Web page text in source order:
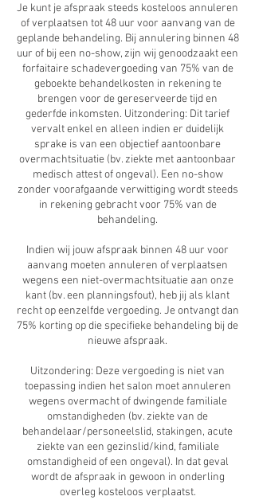
Je kunt je afspraak steeds kosteloos annuleren
of verplaatsen tot 48 uur voor aanvang van de
geplande behandeling. Bij annulering binnen 48
uur of bij een no-show, zijn wij genoodzaakt een
forfaitaire schadevergoeding van 75% van de
geboekte behandelkosten in rekening te
brengen voor de gereserveerde tijd en
gederfde inkomsten. Uitzondering: Dit tarief
vervalt enkel en alleen indien er duidelijk
sprake is van een objectief aantoonbare
overmachtsituatie (bv. ziekte met aantoonbaar
medisch attest of ongeval). Een no-show
zonder voorafgaande verwittiging wordt steeds
in rekening gebracht voor 75% van de
behandeling.
Indien wij jouw afspraak binnen 48 uur voor
aanvang moeten annuleren of verplaatsen
wegens een niet-overmachtsituatie aan onze
kant (bv. een planningsfout), heb jij als klant
recht op eenzelfde vergoeding. Je ontvangt dan
75% korting op die specifieke behandeling bij de
nieuwe afspraak.
Uitzondering: Deze vergoeding is niet van
toepassing indien het salon moet annuleren
wegens overmacht of dwingende familiale
omstandigheden (bv. ziekte van de
behandelaar/personeelslid, stakingen, acute
ziekte van een gezinslid/kind, familiale
omstandigheid of een ongeval). In dat geval
wordt de afspraak in gewoon in onderling
overleg kosteloos verplaatst.